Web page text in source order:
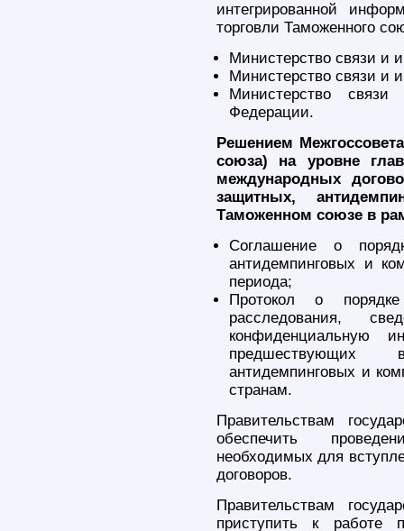
интегрированной
торговли Таможенного
Министерство связи и
Министерство связи и
Министерство
Федерации.
Решением
союза) на уровне
международных
защитных,
Таможенном союзе в
Соглашение о
антидемпинговых и
периода;
Протокол о порядке
расследования,
конфиденциальную
предшествующих
антидемпинговых и
странам.
Правительствам
обеспечить
необходимых для
договоров.
Правительствам
приступить к работе